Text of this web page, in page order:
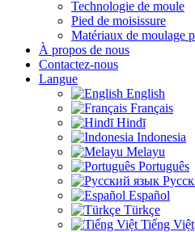
Technologie de moule
Pied de moisissure
Matériaux de moulage
À propos de nous
Contactez-nous
Langue
English
Français
Hindī
Indonesia
Melayu
Português
Español
Türkçe
Tiếng Việt